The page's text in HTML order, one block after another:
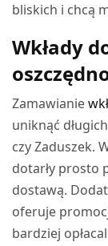
bliskich i chcą
Wkłady
Zamawianie
uniknąć
czy Zaduszek.
dotarły prosto
dostawą.
oferuje
bardziej